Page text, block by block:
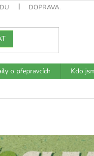
DOPRAVA A PLATBA
o přepravcích Kdo